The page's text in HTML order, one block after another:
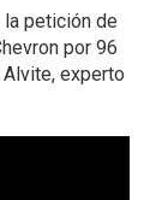
la petición de
por 96
experto